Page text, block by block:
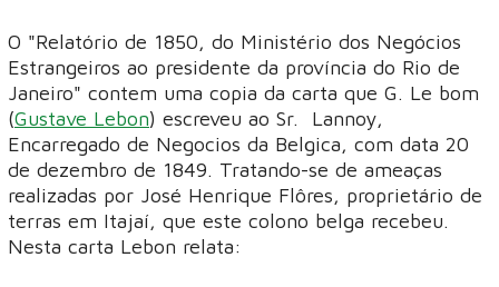
O "Relatório de 1850, do Ministério dos Negócios
Estrangeiros ao presidente da província do Rio de
Janeiro" contem uma copia da carta que G. Le bom
(Gustave Lebon) escreveu ao Sr. Lannoy,
Encarregado de Negocios da Belgica, com data 20
de dezembro de 1849. Tratando-se de ameaças
realizadas por José Henrique Flôres, proprietário de
terras em Itajaí, que este colono belga recebeu.
Nesta carta Lebon relata: